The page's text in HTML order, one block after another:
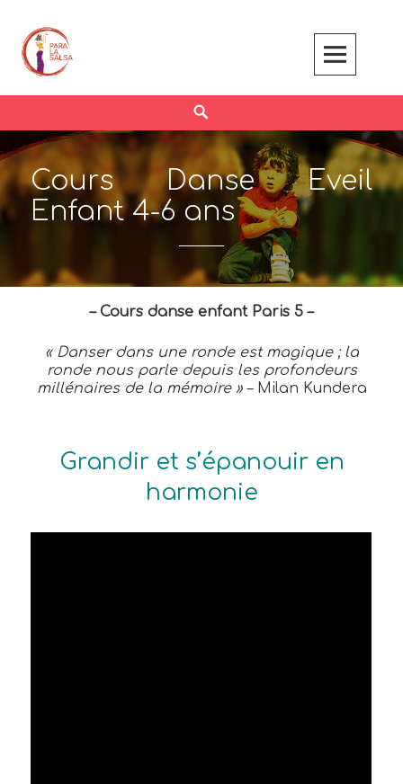
content
Cours Danse Eveil
Enfant 4-6 ans
– Cours danse enfant Paris 5 –
« Danser dans une ronde est magique ; la
ronde nous parle depuis les profondeurs
millénaires de la mémoire »– Milan Kundera
Grandir et s’épanouir en
harmonie